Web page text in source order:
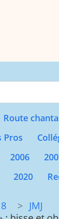
Route
Pros
2006
2020
JMJ